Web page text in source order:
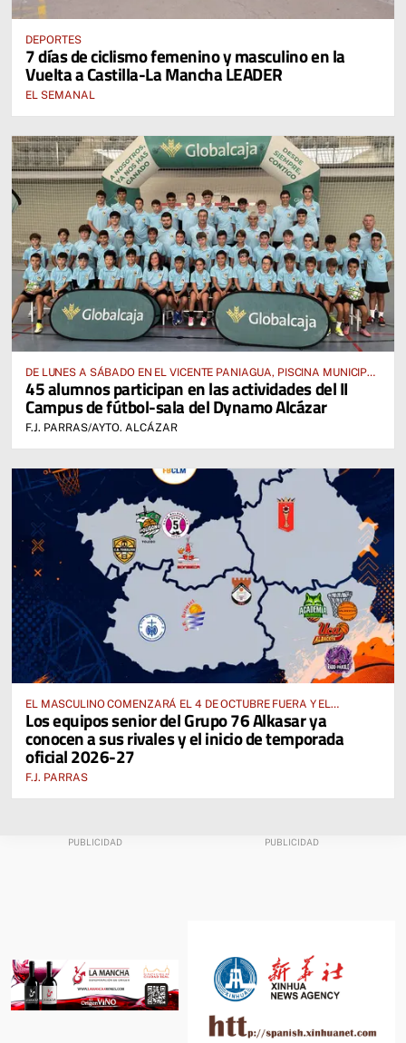
DEPORTES
7 días de ciclismo femenino y masculino en la
Vuelta a Castilla-La Mancha LEADER
EL SEMANAL
DE LUNES A SÁBADO EN EL VICENTE PANIAGUA, PISCINA MUNICIPAL
Y RESIDENCIA FFCM
45 alumnos participan en las actividades del II
Campus de fútbol-sala del Dynamo Alcázar
F.J. PARRAS/AYTO. ALCÁZAR
EL MASCULINO COMENZARÁ EL 4 DE OCTUBRE FUERA Y EL
FEMENINO, EL 17 DE OCTUBRE EN CASA
Los equipos senior del Grupo 76 Alkasar ya
conocen a sus rivales y el inicio de temporada
oficial 2026-27
F.J. PARRAS